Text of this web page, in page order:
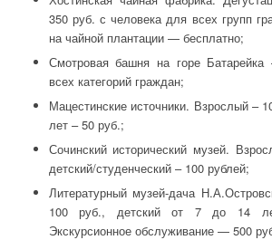
350 руб. с человека для всех групп
на чайной плантации — бесплатно;
Смотровая башня на горе
всех категорий граждан;
Мацестинские источники. Взрослый –
лет – 50 руб.;
Сочинский исторический музей.
детский/студенческий – 100 рублей;
Литературный музей-дача
100 руб., детский от 7 до 14
Экскурсионное обслуживание — 500